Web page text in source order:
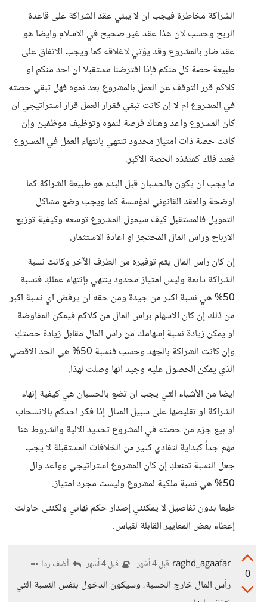
الشراكة مخاطرة فيجب ان لا يبني عقد الشراكة على قاعدة
الربح وحسب لان هذا عقد غير صحيح في الاسلام وايضا هو
عقد ضار بالمشروع وقد يؤتي لاغلاقه كما ويجب الاتفاق على
طبيعة حصة كل منكم فإذا افترضنا مستقبلا ان احد منكم او
كلاكم قرر التوقف عن العمل بالمشروع بعد نموه فهل تبقي حصته
في المشروع ام لا إن كانت تبقي فقرار العمل قرار إستراتيجي إن
كان المشروع واعد وهناك فرصة لنموه وتوظيف موظفين وإن
كانت حصة ذات امتياز محدود تنتهي بإنتهاء العمل في المشروع
فعند فلك كمنفذه الحصة الاكبر.
ما يجب ان يكون بالحسبان قبل البدء هو طبيعة الشراكة كما
اوضحة والعقد القانوني لمؤسسة كما ويجب وضع مشاكل
التمويل فالمستقبل كيف سيمول المشروع توسعه وكيفية توزيع
الارباح وراس المال المحتجز او إعادة الاستثمار.
إن كان راس المال يتم توفيره من الطرف الآخر وكانت نسبة
الشراكة دائمة وليس امتياز محدود ينتهي بإنتهاء عملكِ فنسبة
50% هي نسبة اكثر من جيدة ومن حقه ان يرفض اي نسبة اكبر
من ذلك إن كان الاسهام براس المال من كلاكم فيمكن المفاوضة
او يمكن زيادة نسبة إسهامك من راس المال مقابل زيادة حصتكِ
وإن كانت الشراكة بالجهد وحسب فنسبة 50% هي الحد الاقصي
الذي يمكن الحصول عليه وجيد انها وصلت لهذا.
ايضا من الأشياء التي يجب ان تضع بالحسبان هي كيفية إنهاء
الشراكة او تقليصها على سبيل المثال إذا فكر احدكم بالانسحاب
او بيع جزء من حصته في المشروع تحديد الالية والشروط هنا
مهم جداً كبداية لتفادي كثير من الخلافات المستقبلة لا يجب
جعل النسبة تمنعكِ إن كان المشروع استراتيجي وواعد وال
50% هي نسبة ملكية لمشروع وليست مجرد امتياز.
طبعا بدون تفاصيل لا يمكنني إصدار حكم نهائي ولكننى حاولت
إعطاء بعض المعايير القابلة لقياس.
0
raghd_agaafar قبل 4 أشهر قبل 4 أشهر أضف ردا
رأس المال خارج الحسبة، وسيكون الدخول بنفس النسبة التي